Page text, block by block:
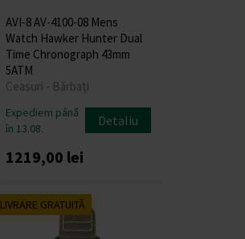
AVI-8 AV-4100-08 Mens
Watch Hawker Hunter Dual
Time Chronograph 43mm
5ATM
Ceasuri - Bărbați
Expediem până
în 13.08.
Detaliu
1219,00 lei
LIVRARE GRATUITĂ